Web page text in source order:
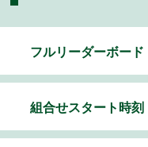
フルリーダーボード
組合せスタート時刻